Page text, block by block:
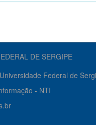
DE SERGIPE
Federal de
- NTI